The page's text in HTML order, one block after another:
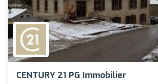
CENTURY 21 PG Immobilier